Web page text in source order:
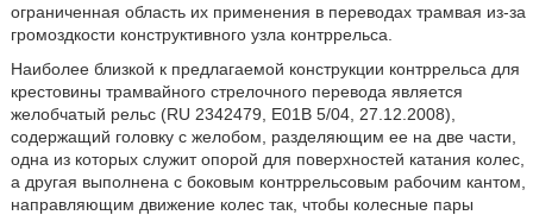
ограниченная область их применения в переводах трамвая из-за
громоздкости конструктивного узла контррельса.
Наиболее близкой к предлагаемой конструкции контррельса для
крестовины трамвайного стрелочного перевода является
желобчатый рельс (RU 2342479, Е01В 5/04, 27.12.2008),
содержащий головку с желобом, разделяющим ее на две части,
одна из которых служит опорой для поверхностей катания колес,
а другая выполнена с боковым контррельсовым рабочим кантом,
направляющим движение колес так, чтобы колесные пары